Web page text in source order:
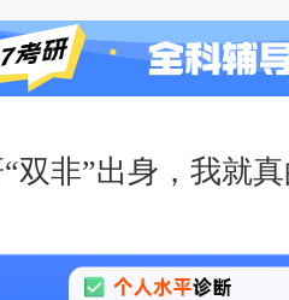
双非”出身，我就